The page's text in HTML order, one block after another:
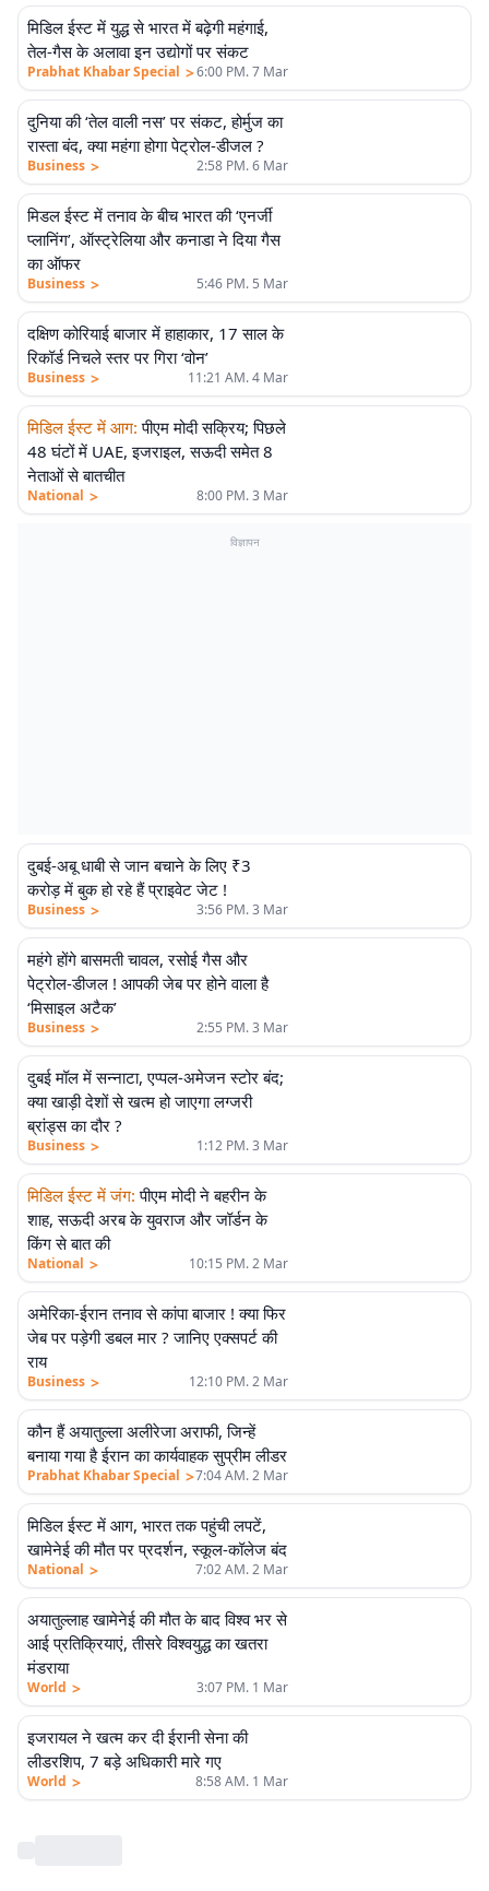
मिडिल ईस्ट में युद्ध से भारत में बढ़ेगी महंगाई,
तेल-गैस के अलावा इन उद्योगों पर संकट
Prabhat Khabar Special >6:00 PM. 7 Mar
दुनिया की ‘तेल वाली नस’ पर संकट, होर्मुज का
रास्ता बंद, क्या महंगा होगा पेट्रोल-डीजल ?
Business > 2:58 PM. 6 Mar
मिडल ईस्ट में तनाव के बीच भारत की ‘एनर्जी
प्लानिंग’, ऑस्ट्रेलिया और कनाडा ने दिया गैस
का ऑफर
Business > 5:46 PM. 5 Mar
दक्षिण कोरियाई बाजार में हाहाकार, 17 साल के
रिकॉर्ड निचले स्तर पर गिरा ‘वोन’
Business > 11:21 AM. 4 Mar
मिडिल ईस्ट में आग: पीएम मोदी सक्रिय; पिछले
48 घंटों में UAE, इजराइल, सऊदी समेत 8
नेताओं से बातचीत
National > 8:00 PM. 3 Mar
विज्ञापन
दुबई-अबू धाबी से जान बचाने के लिए ₹3
करोड़ में बुक हो रहे हैं प्राइवेट जेट !
Business > 3:56 PM. 3 Mar
महंगे होंगे बासमती चावल, रसोई गैस और
पेट्रोल-डीजल ! आपकी जेब पर होने वाला है
‘मिसाइल अटैक’
Business > 2:55 PM. 3 Mar
दुबई मॉल में सन्नाटा, एप्पल-अमेजन स्टोर बंद;
क्या खाड़ी देशों से खत्म हो जाएगा लग्जरी
ब्रांड्स का दौर ?
Business > 1:12 PM. 3 Mar
मिडिल ईस्ट में जंग: पीएम मोदी ने बहरीन के
शाह, सऊदी अरब के युवराज और जॉर्डन के
किंग से बात की
National > 10:15 PM. 2 Mar
अमेरिका-ईरान तनाव से कांपा बाजार ! क्या फिर
जेब पर पड़ेगी डबल मार ? जानिए एक्सपर्ट की
राय
Business > 12:10 PM. 2 Mar
कौन हैं अयातुल्ला अलीरेजा अराफी, जिन्हें
बनाया गया है ईरान का कार्यवाहक सुप्रीम लीडर
Prabhat Khabar Special >7:04 AM. 2 Mar
मिडिल ईस्ट में आग, भारत तक पहुंची लपटें,
खामेनेई की मौत पर प्रदर्शन, स्कूल-कॉलेज बंद
National > 7:02 AM. 2 Mar
अयातुल्लाह खामेनेई की मौत के बाद विश्व भर से
आई प्रतिक्रियाएं, तीसरे विश्वयुद्ध का खतरा
मंडराया
World > 3:07 PM. 1 Mar
इजरायल ने खत्म कर दी ईरानी सेना की
लीडरशिप, 7 बड़े अधिकारी मारे गए
World > 8:58 AM. 1 Mar